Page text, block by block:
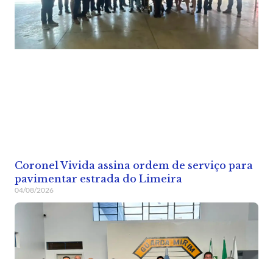
Coronel Vivida assina ordem de serviço para
pavimentar estrada do Limeira
04/08/2026